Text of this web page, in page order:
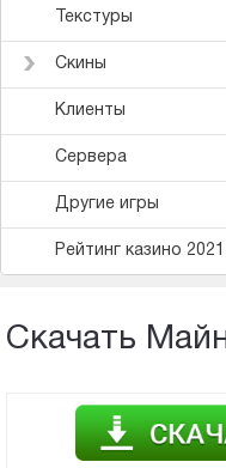
Текстуры
Скины
Клиенты
Сервера
Другие игры
Рейтинг казино 2021
Скачать